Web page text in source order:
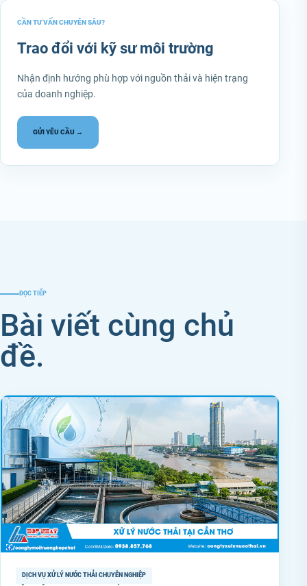
CẦN TƯ VẤN CHUYÊN SÂU?
Trao đổi với kỹ sư môi trường
Nhận định hướng phù hợp với nguồn thải và hiện trạng
của doanh nghiệp.
GỬI YÊU CẦU →
ĐỌC TIẾP
Bài viết cùng chủ
đề.
DỊCH VỤ XỬ LÝ NƯỚC THẢI CHUYÊN NGHIỆP